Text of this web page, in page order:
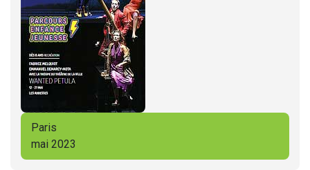
Paris
mai 2023